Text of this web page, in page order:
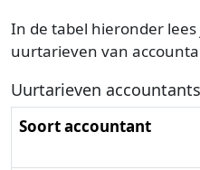
In de tabel hieronder
uurtarieven van
Uurtarieven accountants
Soort accountant